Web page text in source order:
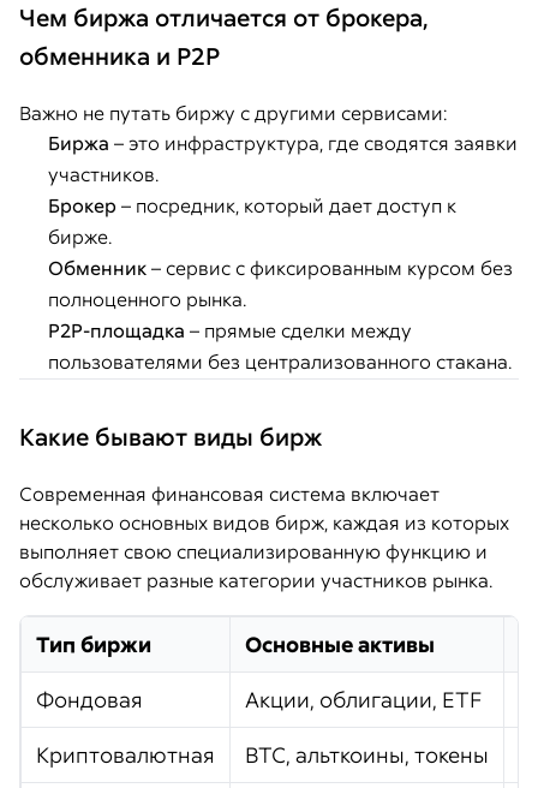
Чем биржа отличается от брокера,
обменника и P2P
Важно не путать биржу с другими сервисами:
Биржа – это инфраструктура, где сводятся заявки
участников.
Брокер – посредник, который дает доступ к
бирже.
Обменник– сервис с фиксированным курсом без
полноценного рынка.
P2P-площадка – прямые сделки между
пользователями без централизованного стакана.
Какие бывают виды бирж
Современная финансовая система включает
несколько основных видов бирж, каждая из которых
выполняет свою специализированную функцию и
обслуживает разные категории участников рынка.
Тип биржи Основные активы
Фондовая
Акции, облигации, ETF
Криптовалютная
BTC, альткоины, токены